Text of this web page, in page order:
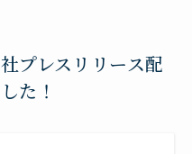
プレスリリース配
た！